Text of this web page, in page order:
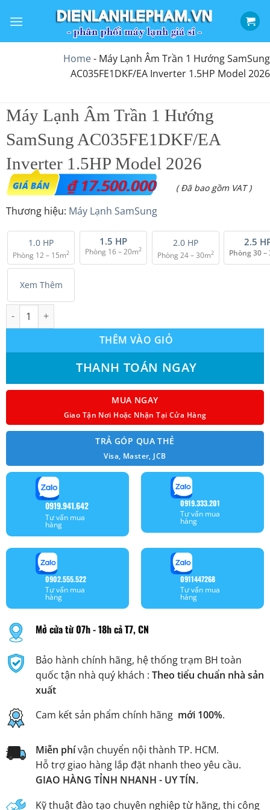
qua
Home- Máy Lạnh Âm Trần 1 Hướng SamSung
AC035FE1DKF/EA Inverter 1.5HP Model 2026
Máy Lạnh Âm Trần 1 Hướng
SamSung AC035FE1DKF/EA
Inverter 1.5HP Model 2026
₫17.500.000 ( Đã bao gồm VAT )
Thương hiệu: Máy Lạnh SamSung
1.0 HP
Phòng 12 – 15m2
1.5 HP
Phòng 16 – 20m2
2.0 HP
Phòng 24 – 30m2
2.5
Phòng 30 –
Xem Thêm
Máy Lạnh Âm Trần 1 Hướng SamSung AC035FE1DKF/EA
THÊM VÀO GIỎ
THANH TOÁN NGAY
MUA NGAY
Giao Tận Nơi Hoặc Nhận Tại Cửa Hàng
TRẢ GÓP QUA THẺ
Visa, Master, JCB
0919.941.642
Tư vấn mua
hàng
0919.333.201
Tư vấn mua
hàng
0902.555.522
Tư vấn mua
hàng
0911447268
Tư vấn mua
hàng
Mở cửa từ 07h - 18h cả T7, CN
Bảo hành chính hãng, hệ thống trạm BH toàn
quốc tận nhà quý khách : Theo tiểu chuẩn nhà sản
xuất
Cam kết sản phẩm chính hãng mới 100%.
Miễn phívận chuyển nội thành TP. HCM.
Hỗ trợ giao hàng lắp đặt nhanh theo yêu cầu.
GIAO HÀNG TỈNH NHANH - UY TÍN.
Kỹ thuật đào tạo chuyên nghiệp từ hãng, thi công